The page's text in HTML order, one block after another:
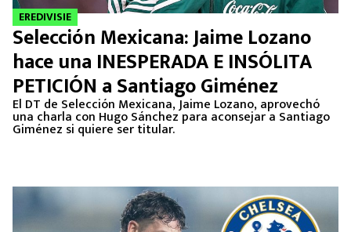
FUTBOL INTERNACIONAL
MEXICANOS EN EL EXTRANJERO
FUTBOL ESTUFA
FÓRMULA 1
LIGA MX
EREDIVISIE
Selección Mexicana: Jaime Lozano
hace una INESPERADA E INSÓLITA
PETICIÓN a Santiago Giménez
El DT de Selección Mexicana, Jaime Lozano, aprovechó
una charla con Hugo Sánchez para aconsejar a Santiago
Giménez si quiere ser titular.